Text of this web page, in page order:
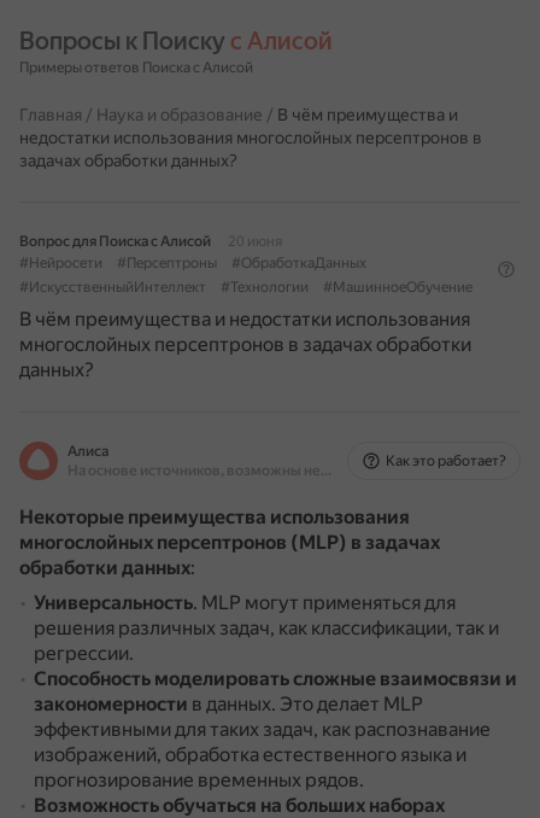
Вопросы к Поиску с Алисой
Примеры ответов Поиска с Алисой
Главная / Наука и образование / В чём преимущества и
недостатки использования многослойных персептронов в
задачах обработки данных?
Вопрос для Поиска с Алисой
20 июня
#Нейросети
#Персептроны
#ОбработкаДанных
#ИскусственныйИнтеллект
#Технологии #МашинноеОбучение
В чём преимущества и недостатки использования
многослойных персептронов в задачах обработки
данных?
Алиса
На основе источников, возможны неточности
Как это работает?
Некоторые преимущества использования
многослойных персептронов (MLP) в задачах
обработки данных:
Универсальность. MLP могут применяться для
решения различных задач, как классификации, так и
регрессии.
Способность моделировать сложные взаимосвязи и
закономерности в данных. Это делает MLP
эффективными для таких задач, как распознавание
изображений, обработка естественного языка и
прогнозирование временных рядов.
Возможность обучаться на больших наборах